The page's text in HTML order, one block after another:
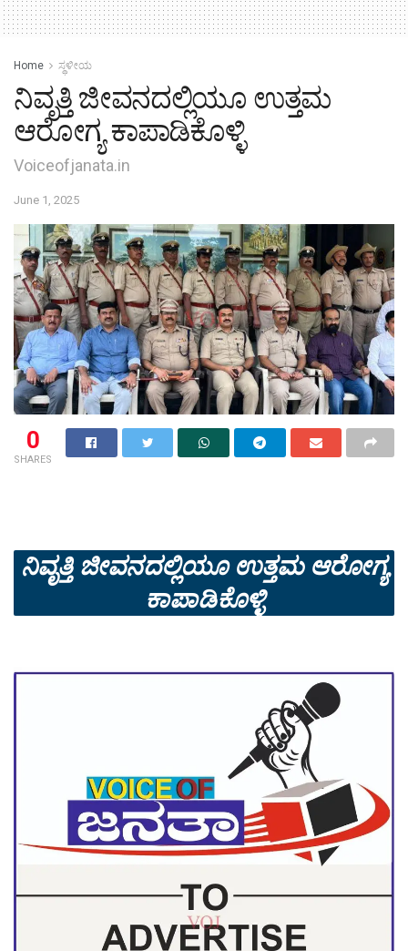
Home ಸ್ಥಳೀಯ
ನಿವೃತ್ತಿ ಜೀವನದಲ್ಲಿಯೂ ಉತ್ತಮ
ಆರೋಗ್ಯ ಕಾಪಾಡಿಕೊಳ್ಳಿ
Voiceofjanata.in
June 1, 2025
0
SHARES
ನಿವೃತ್ತಿ ಜೀವನದಲ್ಲಿಯೂ ಉತ್ತಮ ಆರೋಗ್ಯ
ಕಾಪಾಡಿಕೊಳ್ಳಿ